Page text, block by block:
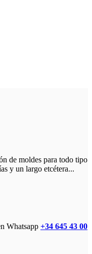
de moldes para todo tipo
y un largo etcétera...
Whatsapp +34 645 43 00